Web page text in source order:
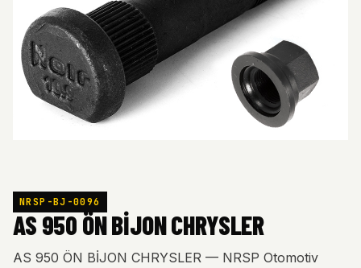
NRSP-BJ-0096
AS 950 ÖN BİJON CHRYSLER
AS 950 ÖN BİJON CHRYSLER — NRSP Otomotiv